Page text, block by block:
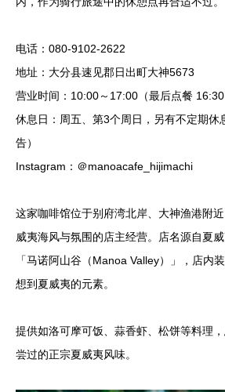
电话：080-9102-2622
地址：大分县速见郡日出町大神5673
营业时间：10:00～17:00（最后点餐 16:30
休息日：周五、第3个周日，另有不定期休
告）
Instagram：＠manoacafe_hijimachi
这家咖啡馆位于别府湾北岸、大神渔港附
威夷海风与氛围的店主经营。店名源自夏
「马诺阿山谷（Manoa Valley）」，店内
想到夏威夷的元素。
提供如洛可摩可饭、蒜香虾、松饼等料理
尝过的正宗夏威夷风味。